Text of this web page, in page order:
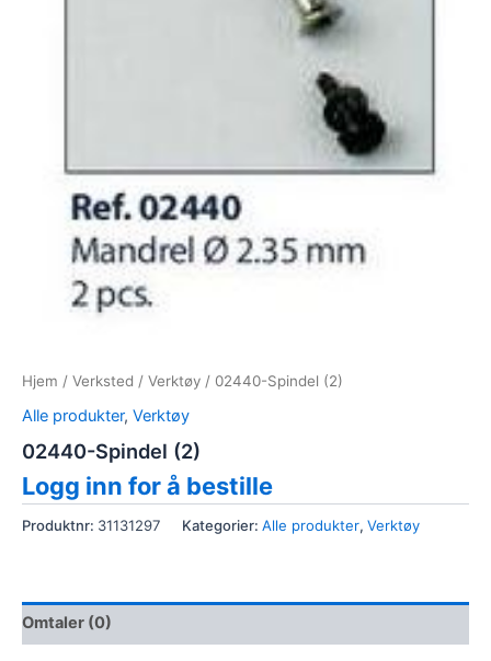
Hjem / Verksted / Verktøy / 02440-Spindel (2)
Alle produkter, Verktøy
02440-Spindel (2)
Logg inn for å bestille
Produktnr: 31131297 Kategorier: Alle produkter, Verktøy
Omtaler (0)